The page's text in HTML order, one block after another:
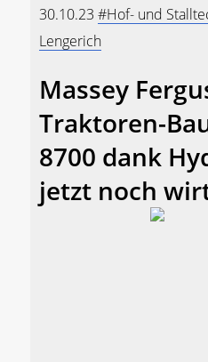
30.10.23 #Hof- und
Lengerich
Massey
Traktoren-
8700 dank
jetzt noch